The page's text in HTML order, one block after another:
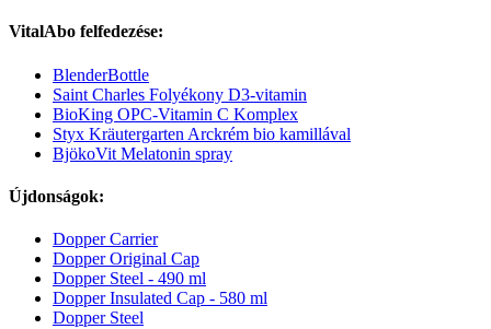
VitalAbo felfedezése:
BlenderBottle
Saint Charles Folyékony D3-vitamin
BioKing OPC-Vitamin C Komplex
Styx Kräutergarten Arckrém bio kamillával
BjökoVit Melatonin spray
Újdonságok:
Dopper Carrier
Dopper Original Cap
Dopper Steel - 490 ml
Dopper Insulated Cap - 580 ml
Dopper Steel